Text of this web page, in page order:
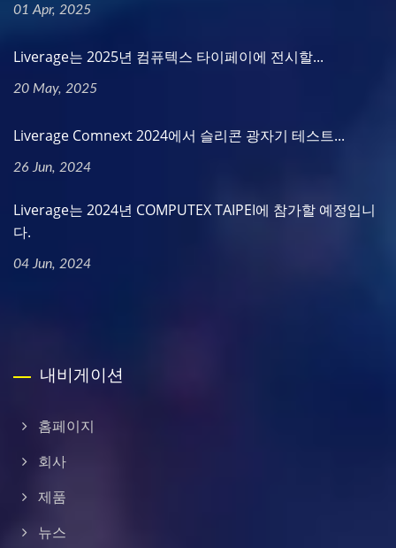
01 Apr, 2025
Liverage는 2025년 컴퓨텍스 타이페이에 전시할...
20 May, 2025
Liverage Comnext 2024에서 슬리콘 광자기 테스트...
26 Jun, 2024
Liverage는 2024년 COMPUTEX TAIPEI에 참가할 예정입니
다.
04 Jun, 2024
내비게이션
홈페이지
회사
제품
뉴스